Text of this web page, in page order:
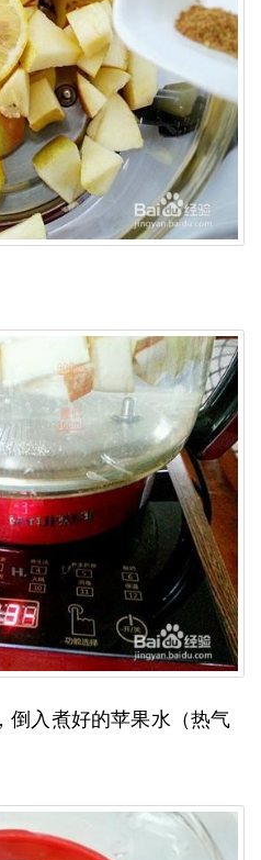
倒入煮好的苹果水（热气